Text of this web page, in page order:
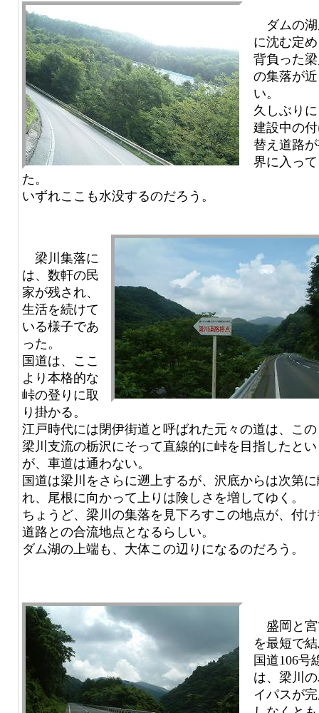
ダムの湖
に沈む定
背負った
の集落が近
い。
久しぶり
建設中の
替え道路
界に入っ
た。
いずれここも水没するのだろう。
梁川集落に
は、数軒の民
家が残され、
生活を続けて
いる様子であ
った。
国道は、ここ
より本格的な
峠の登りに取
り掛かる。
江戸時代には閉伊街道と呼ばれた元々の道は、こ
梁川支流の栃沢にそって直線的に峠を目指したと
が、車道は通わない。
国道は梁川をさらに遡上するが、沢底からは次第
れ、尾根に向かって上りは険しさを増してゆく。
ちょうど、梁川の集落を見下ろすこの地点が、付
道路との合流地点となるらしい。
ダム湖の上端も、大体この辺りになるのだろう。
盛岡と宮
を最短で
国道106号
は、梁川
イパスが